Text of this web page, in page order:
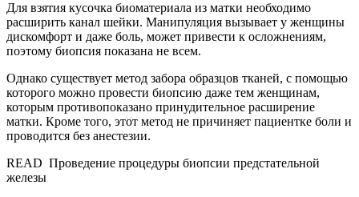
Для взятия кусочка биоматериала из матки необходимо
расширить канал шейки. Манипуляция вызывает у женщины
дискомфорт и даже боль, может привести к осложнениям,
поэтому биопсия показана не всем.
Однако существует метод забора образцов тканей, с помощью
которого можно провести биопсию даже тем женщинам,
которым противопоказано принудительное расширение
матки. Кроме того, этот метод не причиняет пациентке боли и
проводится без анестезии.
READ Проведение процедуры биопсии предстательной
железы